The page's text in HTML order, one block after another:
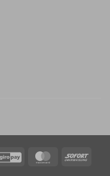
GiroPay MasterCard